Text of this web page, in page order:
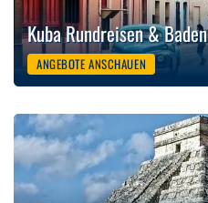
Kuba Rundreisen & Baden
ANGEBOTE ANSCHAUEN